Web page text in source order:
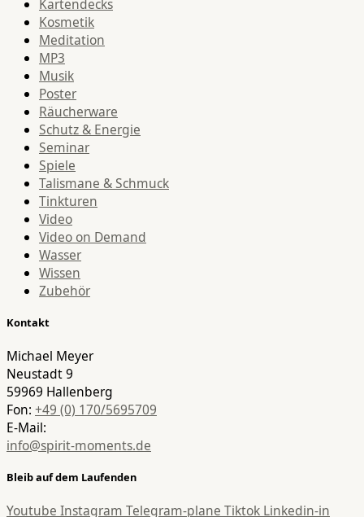
Kartendecks
Kosmetik
Meditation
MP3
Musik
Poster
Räucherware
Schutz & Energie
Seminar
Spiele
Talismane & Schmuck
Tinkturen
Video
Video on Demand
Wasser
Wissen
Zubehör
Kontakt
Michael Meyer
Neustadt 9
59969 Hallenberg
Fon: +49 (0) 170/5695709
E-Mail:
info@spirit-moments.de
Bleib auf dem Laufenden
Youtube Instagram Telegram-plane Tiktok Linkedin-in